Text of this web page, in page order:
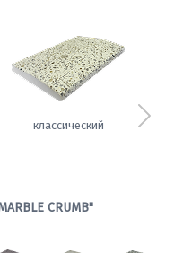
классический
CRUMB"